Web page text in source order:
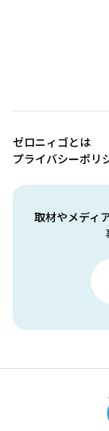
取材やメディ
ゼロニィゴとは
プライバシーポリ